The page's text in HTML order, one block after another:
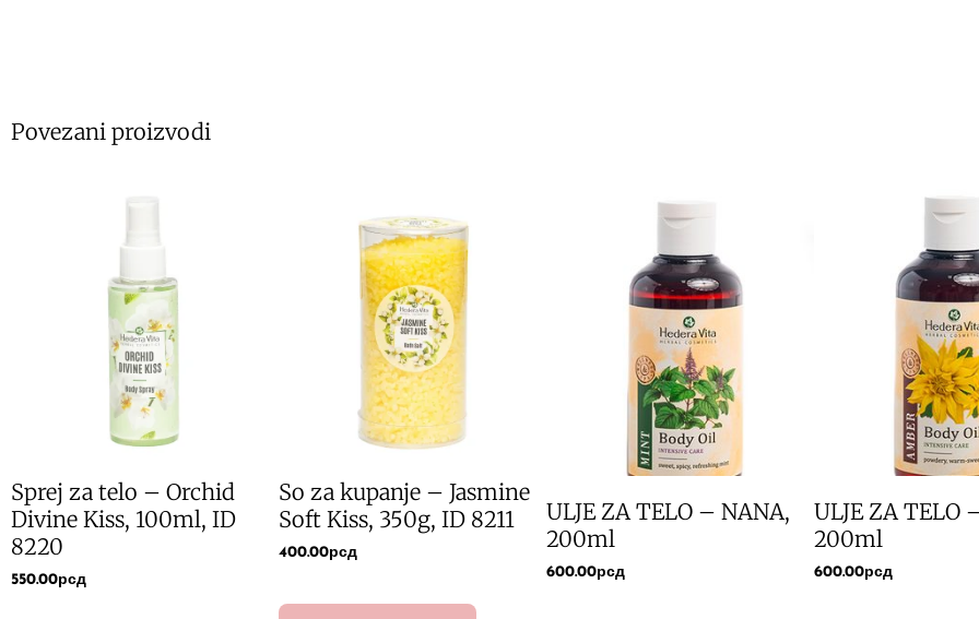
Povezani proizvodi
Sprej za telo – Orchid
Divine Kiss, 100ml, ID
8220
550.00рсд
So za kupanje – Jasmine
Soft Kiss, 350g, ID 8211
400.00рсд
ULJE ZA TELO – NANA,
200ml
600.00рсд
ULJE ZA TELO
200ml
600.00рсд